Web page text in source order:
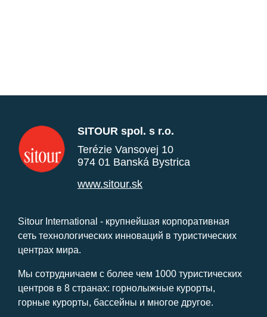
SITOUR spol. s r.o.
Terézie Vansovej 10
974 01 Banská Bystrica
www.sitour.sk
Sitour International - крупнейшая корпоративная
сеть технологических инноваций в туристических
центрах мира.
Мы сотрудничаем с более чем 1000 туристических
центров в 8 странах: горнолыжные курорты,
горные курорты, бассейны и многое другое.